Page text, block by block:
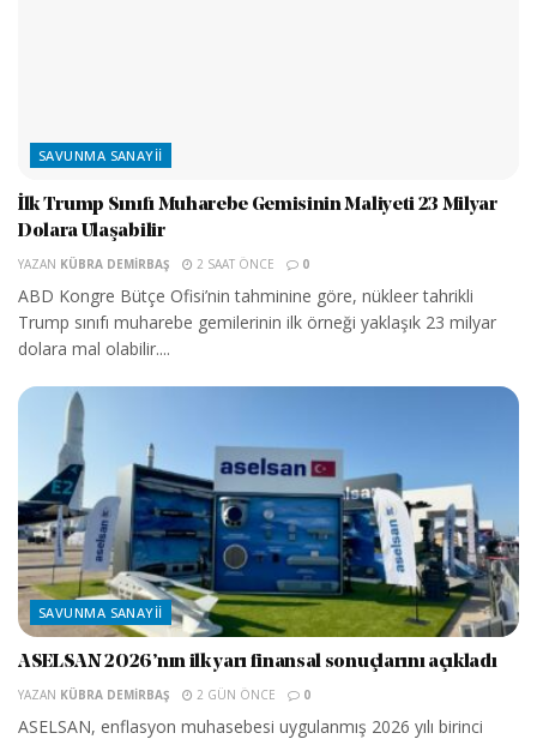
SAVUNMA SANAYII
İlk Trump Sınıfı Muharebe Gemisinin Maliyeti 23 Milyar
Dolara Ulaşabilir
YAZAN KÜBRA DEMIRBAŞ 2 SAAT ÖNCE 0
ABD Kongre Bütçe Ofisi’nin tahminine göre, nükleer tahrikli
Trump sınıfı muharebe gemilerinin ilk örneği yaklaşık 23 milyar
dolara mal olabilir....
SAVUNMA SANAYII
ASELSAN 2026’nın ilk yarı finansal sonuçlarını açıkladı
YAZAN KÜBRA DEMIRBAŞ 2 GÜN ÖNCE 0
ASELSAN, enflasyon muhasebesi uygulanmış 2026 yılı birinci